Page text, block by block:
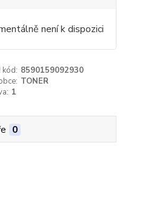
není k dispozici
kód: 8590159092930
TONER
1
0